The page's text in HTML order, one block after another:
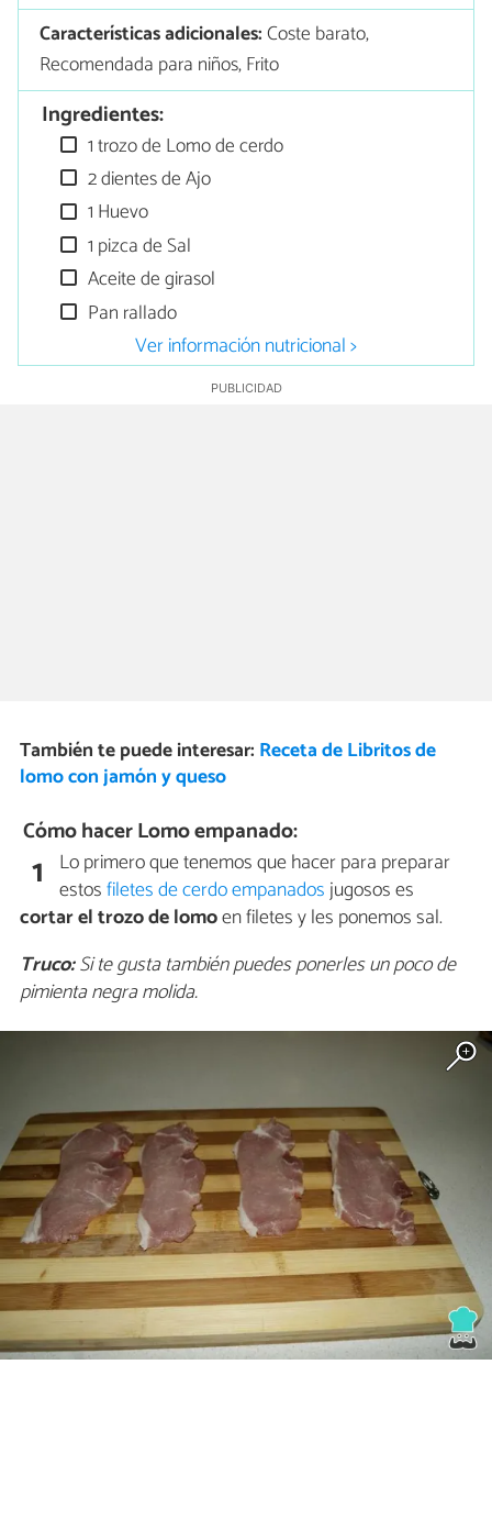
Características adicionales:Coste barato,
Recomendada para niños, Frito
Ingredientes:
1 trozo de Lomo de cerdo
2 dientes de Ajo
1 Huevo
1 pizca de Sal
Aceite de girasol
Pan rallado
Ver información nutricional >
También te puede interesar: Receta de Libritos de
lomo con jamón y queso
Cómo hacer Lomo empanado:
1 Lo primero que tenemos que hacer para preparar
estosfiletes de cerdo empanadosjugosos es
cortar el trozo de lomoen filetes y les ponemos sal.
Truco:Si te gusta también puedes ponerles un poco de
pimienta negra molida.